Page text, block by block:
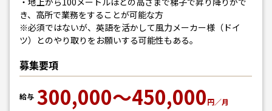
き、高所で業務をすることが可能な方
※必須ではないが、英語を活かして風力メーカー様（ドイ
ツ）とのやり取りをお願いする可能性もある。
募集要項
給与 300,000～450,000円／月